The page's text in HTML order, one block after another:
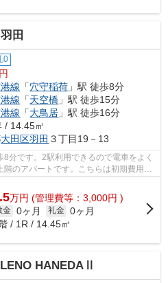
田
0
線 「穴守稲荷 」駅 徒歩8分
線 「天空橋 」駅 徒歩15分
線 「大鳥居 」駅 徒歩16分
/ 14.45㎡
大田区羽田 ３丁目19－13
分です。2駅利用できるので電車をよく
のアパートです。こちらは初期費用を
...
万円 (管理費等：3,000円 )
金 0ヶ月 礼金 0ヶ月
/ 1R / 14.45㎡
HANEDAⅡ